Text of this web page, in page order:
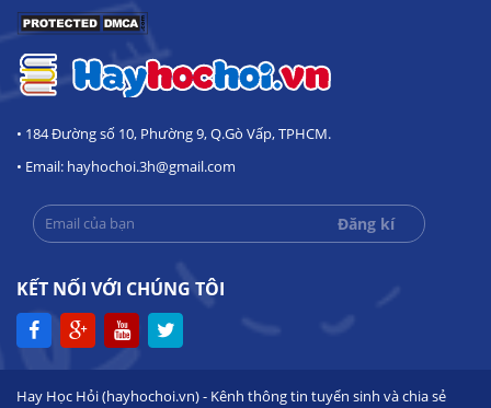
• 184 Đường số 10, Phường 9, Q.Gò Vấp, TPHCM.
• Email: hayhochoi.3h@gmail.com
KẾT NỐI VỚI CHÚNG TÔI
Hay Học Hỏi (hayhochoi.vn) - Kênh thông tin tuyển sinh và chia sẻ